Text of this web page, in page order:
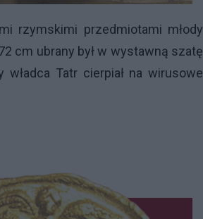
rzymskimi przedmiotami młody
cm ubrany był w wystawną szatę
Tatr cierpiał na wirusowe